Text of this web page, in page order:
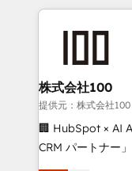
Company of the Year
and build AI-
from week one, in your
Onboarding: Live
around your
Move from any
株式会社100
提供元：株式会社100
🏢 HubSpot × AI
CRM パートナー」 経営課題と現場業務をつなぐAIネイ
ティブ・エージェ